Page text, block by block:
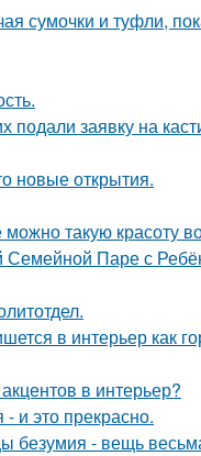
сумочки и туфли,
заявку на
новые открытия.
можно такую красоту
Паре с
в интерьер как
в интерьер?
и это прекрасно.
безумия - вещь